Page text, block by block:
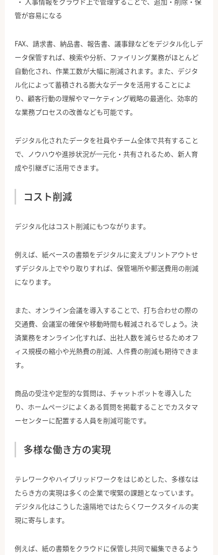
管が容易になる
FAX、請求書、納品書、報告書、議事録などをデジタル化しデ
ータ保管すれば、検索や分析、ファイリング業務がほとんど
自動化され、作業工数が大幅に削減されます。また、デジタ
ル化によって蓄積される膨大なデータを活用することによ
り、顧客行動の理解やマーケティング戦略の最適化、効率的
な業務プロセスの改善なども可能です。
デジタル化されたデータを社員やチーム全体で共有すること
で、ノウハウや進捗状況が一元化・共有されるため、新人育
成や引継ぎに活用できます。
コスト削減
デジタル化はコスト削減にもつながります。
例えば、紙ベースの書類をデジタルに変えプリントアウトせ
ずデジタル上でやり取りすれば、保管場所や郵送費用の削減
になります。
また、オンライン会議を導入することで、打ち合わせの際の
交通費、会議室の確保や移動時間も軽減されるでしょう。決
済業務をオンライン化すれば、出社人数を減らせるためオフ
ィス規模の縮小や光熱費の削減、人件費の削減も期待できま
す。
商品の受注や定型的な質問は、チャットボットを導入した
り、ホームページによくある質問を掲載することでカスタマ
ーセンターに配置する人員を削減可能です。
多様な働き方の実現
テレワークやハイブリッドワークをはじめとした、多様なは
たらき方の実現は多くの企業で喫緊の課題となっています。
デジタル化はこうした遠隔地ではたらくワークスタイルの実
現に寄与します。
例えば、紙の書類をクラウドに保管し共同で編集できるよう